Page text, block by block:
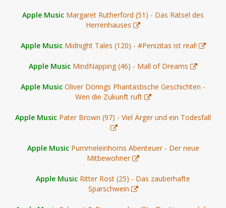
Apple Music Margaret Rutherford (51) - Das Rätsel des
Herrenhauses
Apple Music Midnight Tales (120) - #Penizitas ist real!
Apple Music MindNapping (46) - Mall of Dreams
Apple Music Oliver Dörings Phantastische Geschichten -
Wen die Zukunft ruft
Apple Music Pater Brown (97) - Viel Ärger und ein Todesfall
Apple Music Pummeleinhorns Abenteuer - Der neue
Mitbewohner
Apple Music Ritter Rost (25) - Das zauberhafte
Sparschwein